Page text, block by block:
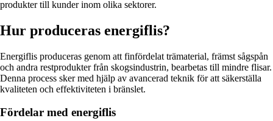
produkter till kunder inom olika sektorer.
Hur produceras energiflis?
Energiflis produceras genom att finfördelat trämaterial, främst sågspån
och andra restprodukter från skogsindustrin, bearbetas till mindre flisar.
Denna process sker med hjälp av avancerad teknik för att säkerställa
kvaliteten och effektiviteten i bränslet.
Fördelar med energiflis